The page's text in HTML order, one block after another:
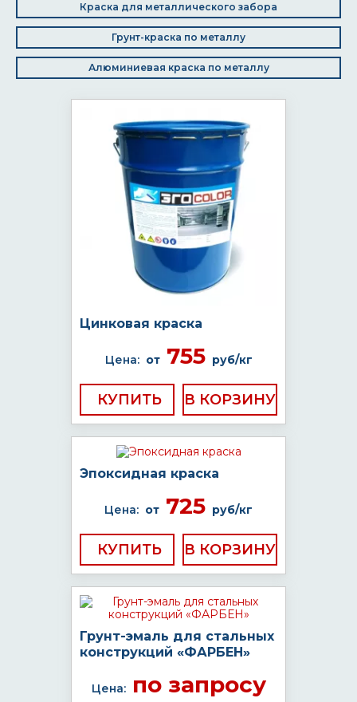
Краска для металлического забора
Грунт-краска по металлу
Алюминиевая краска по металлу
Цинковая краска
Цена: от755 руб/кг
КУПИТЬ
Эпоксидная краска
Цена: от 725 руб/кг
КУПИТЬ
Грунт-эмаль для стальных
конструкций «ФАРБЕН»
Цена:по запросу